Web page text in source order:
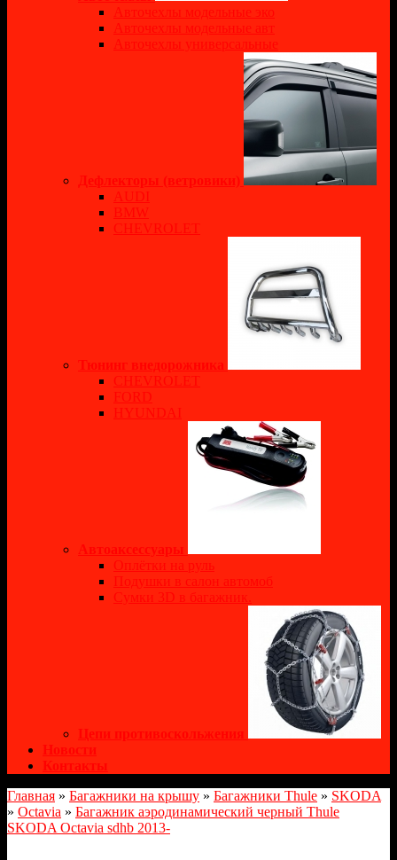
Авточехлы модельные эко
Авточехлы модельные авт
Авточехлы универсальные
Дефлекторы (ветровики)
AUDI
BMW
CHEVROLET
Тюнинг внедорожника
CHEVROLET
FORD
HYUNDAI
Автоаксессуары
Оплётки на руль
Подушки в салон автомоб
Сумки 3D в багажник.
Цепи противоскольжения
Новости
Контакты
Главная » Багажники на крышу » Багажники Thule » SKODA
» Octavia » Багажник аэродинамический черный Thule
SKODA Octavia sdhb 2013-